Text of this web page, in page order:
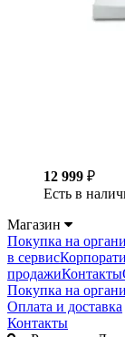
12 999 ₽
Есть в
Магазин
Покупка на
в сервис
продажиКонтакты
Покупка на
Оплата и доставка
Контакты